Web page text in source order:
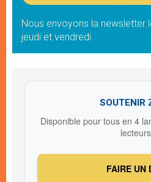
Nous envoyons la newsletter
jeudi et vendredi
SOUTENIR
Disponible pour tous en 4
FAIRE UN